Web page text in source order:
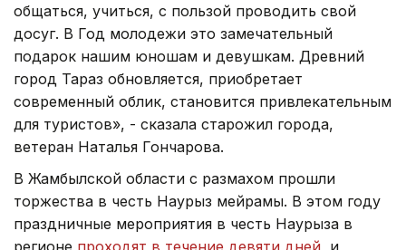
общаться, учиться, с пользой проводить свой
досуг. В Год молодежи это замечательный
подарок нашим юношам и девушкам. Древний
город Тараз обновляется, приобретает
современный облик, становится привлекательным
для туристов», - сказала старожил города,
ветеран Наталья Гончарова.
В Жамбылской области с размахом прошли
торжества в честь Наурыз мейрамы. В этом году
праздничные мероприятия в честь Наурыза в